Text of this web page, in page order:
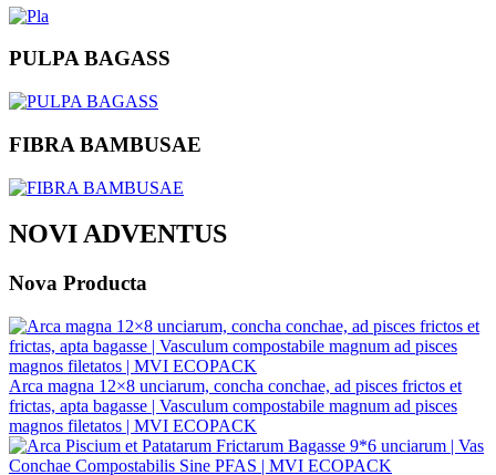
PULPA BAGASS
FIBRA BAMBUSAE
NOVI ADVENTUS
Nova Producta
Arca magna 12×8 unciarum, concha conchae, ad pisces frictos et
frictas, apta bagasse | Vasculum compostabile magnum ad pisces
magnos filetatos | MVI ECOPACK